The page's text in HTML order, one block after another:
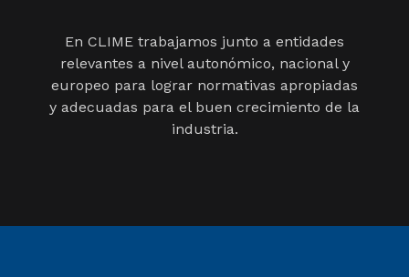
En CLIME trabajamos junto a entidades
relevantes a nivel autonómico, nacional y
europeo para lograr normativas apropiadas
y adecuadas para el buen crecimiento de la
industria.